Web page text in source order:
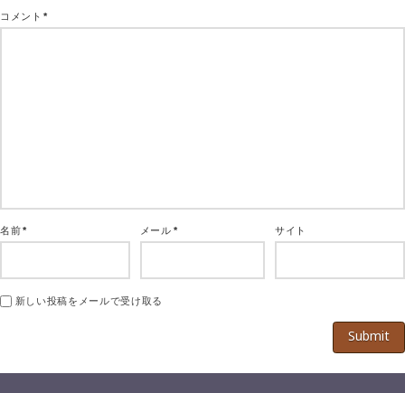
コメント*
名前* メール* サイト
新しい投稿をメールで受け取る